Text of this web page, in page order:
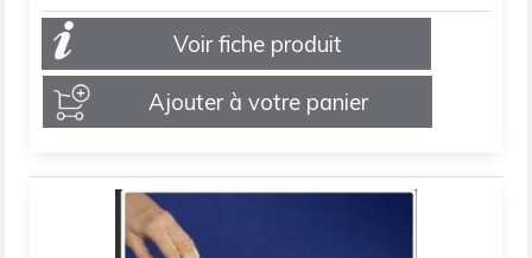
Voir fiche produit
Ajouter à votre panier